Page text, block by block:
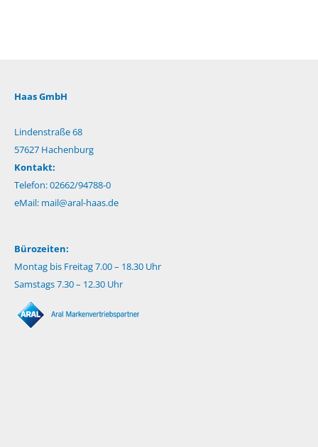
Haas GmbH
Lindenstraße 68
57627 Hachenburg
Kontakt:
Telefon: 02662/94788-0
eMail: mail@aral-haas.de
Bürozeiten:
Montag bis Freitag 7.00 – 18.30 Uhr
Samstags 7.30 – 12.30 Uhr